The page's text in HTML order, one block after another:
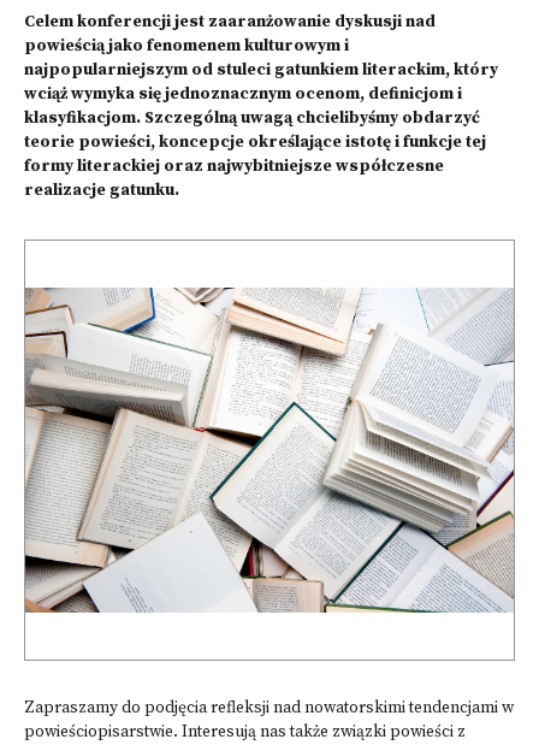
Celem konferencji jest zaaranżowanie dyskusji nad
powieścią jako fenomenem kulturowym i
najpopularniejszym od stuleci gatunkiem literackim, który
wciąż wymyka się jednoznacznym ocenom, definicjom i
klasyfikacjom. Szczególną uwagą chcielibyśmy obdarzyć
teorie powieści, koncepcje określające istotę i funkcje tej
formy literackiej oraz najwybitniejsze współczesne
realizacje gatunku.
Zapraszamy do podjęcia refleksji nad nowatorskimi tendencjami w
powieściopisarstwie. Interesują nas także związki powieści z